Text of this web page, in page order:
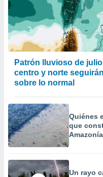
Patrón lluvioso de
centro y norte
sobre lo normal
Quiénes
que
Un rayo